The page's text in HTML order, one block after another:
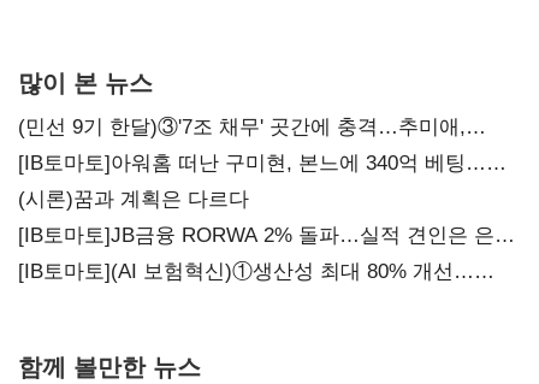
많이 본 뉴스
(민선 9기 한달)③'7조 채무' 곳간에 충격…추미애,
20년만에 '비상재정' 선언 승부수
[IB토마토]아워홈 떠난 구미현, 본느에 340억 베팅…
가족 지배체제 구축
(시론)꿈과 계획은 다르다
[IB토마토]JB금융 RORWA 2% 돌파…실적 견인은 은행
아닌 캐피탈
[IB토마토](AI 보험혁신)①생산성 최대 80% 개선…
함께 볼만한 뉴스